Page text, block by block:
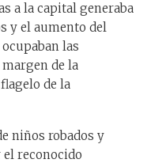
a la capital generaba
y el aumento del
las
de la
de la
niños robados y
reconocido